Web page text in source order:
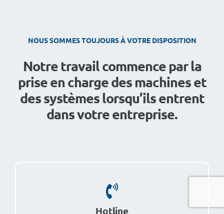
NOUS SOMMES TOUJOURS À VOTRE DISPOSITION
Notre travail commence par la
prise en charge des machines et
des systèmes lorsqu’ils entrent
dans votre entreprise.
Hotline